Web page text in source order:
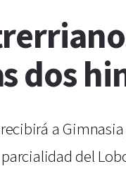
dos
a
del